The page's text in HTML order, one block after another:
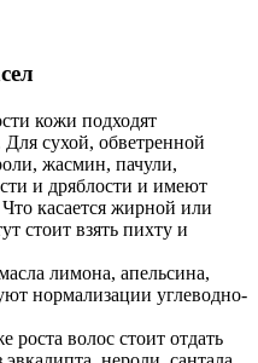
кожи подходят
сухой, обветренной
жасмин, пачули,
и дряблости и имеют
касается жирной или
стоит взять пихту и
лимона, апельсина,
нормализации углеводно-
роста волос стоит отдать